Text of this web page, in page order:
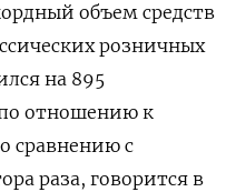
объем средств
розничных
на 895
отношению к
сравнению с
раза, говорится в